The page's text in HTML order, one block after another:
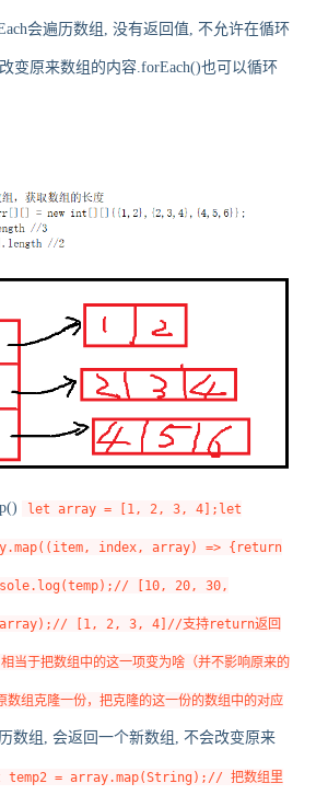
会遍历数组, 没有返回值, 不允许在循环
变原来数组的内容.forEach()也可以循环
let array = [1, 2, 3, 4];let
index, array) => {return
[10, 20, 30,
[1, 2, 3, 4]//支持return返回
当于把数组中的这一项变为啥（并不影响原来的
数组克隆一份，把克隆的这一份的数组中的对应
数组, 会返回一个新数组, 不会改变原来
= array.map(String);// 把数组里